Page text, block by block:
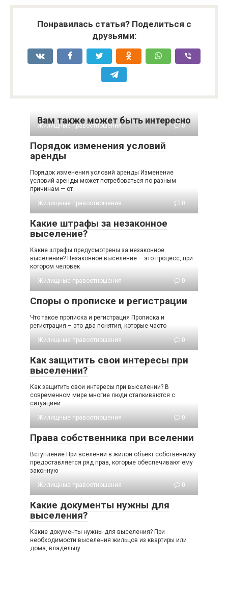
Понравилась статья? Поделиться с
друзьями:
Вам также может быть интересно
Жилищные правоотношения 0
Порядок изменения условий
аренды
Порядок изменения условий аренды Изменение
условий аренды может потребоваться по разным
причинам — от
Жилищные правоотношения
0
Какие штрафы за незаконное
выселение?
Какие штрафы предусмотрены за незаконное
выселение? Незаконное выселение – это процесс, при
котором человек
Жилищные правоотношения
0
Споры о прописке и регистрации
Что такое прописка и регистрация Прописка и
регистрация – это два понятия, которые часто
Жилищные правоотношения
0
Как защитить свои интересы при
выселении?
Как защитить свои интересы при выселении? В
современном мире многие люди сталкиваются с
ситуацией
Жилищные правоотношения
0
Права собственника при вселении
Вступление При вселении в жилой объект собственнику
предоставляется ряд прав, которые обеспечивают ему
законную
Жилищные правоотношения
0
Какие документы нужны для
выселения?
Какие документы нужны для выселения? При
необходимости выселения жильцов из квартиры или
дома, владельцу